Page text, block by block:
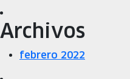
Archivos
febrero 2022